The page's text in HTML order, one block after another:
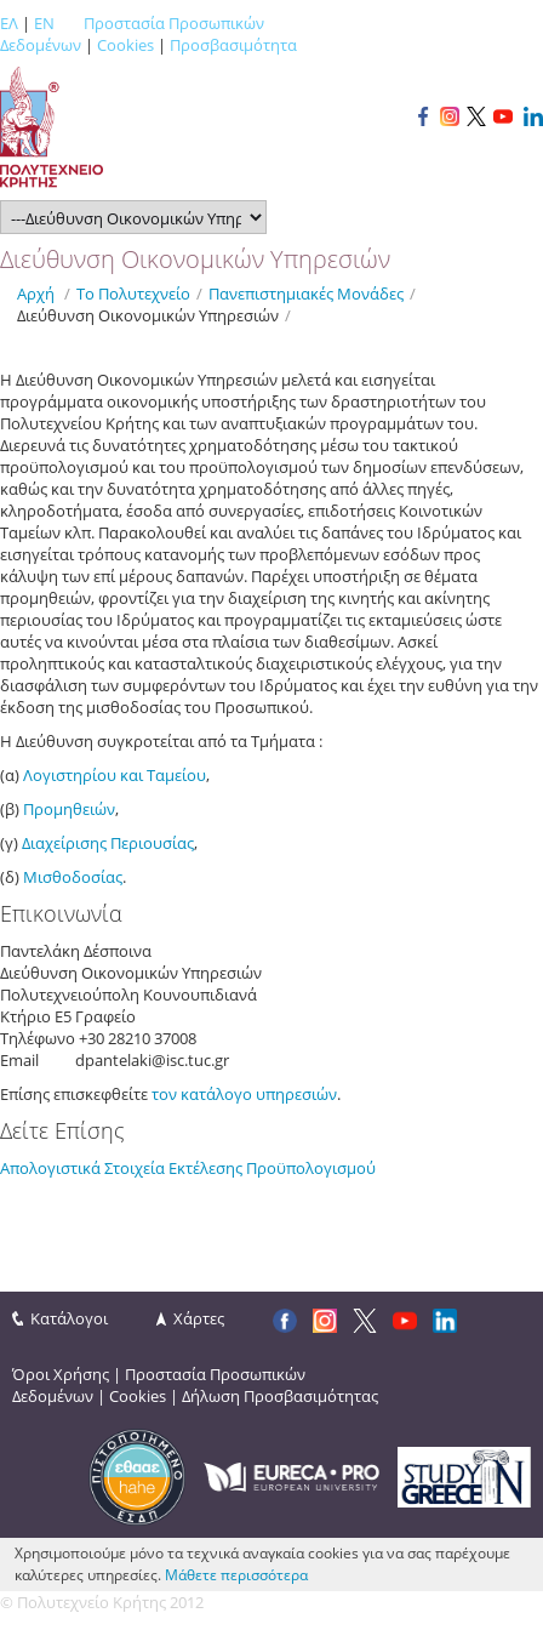
ΕΛ | EN
Προστασία Προσωπικών
Δεδομένων | Cookies | Προσβασιμότητα
Διεύθυνση Οικονομικών Υπηρεσιών
Αρχή / Το Πολυτεχνείο / Πανεπιστημιακές Μονάδες /
Διεύθυνση Οικονομικών Υπηρεσιών /
Η Διεύθυνση Οικονομικών Υπηρεσιών μελετά και εισηγείται
προγράμματα οικονομικής υποστήριξης των δραστηριοτήτων του
Πολυτεχνείου Κρήτης και των αναπτυξιακών προγραμμάτων του.
Διερευνά τις δυνατότητες χρηματοδότησης μέσω του τακτικού
προϋπολογισμού και του προϋπολογισμού των δημοσίων επενδύσεων,
καθώς και την δυνατότητα χρηματοδότησης από άλλες πηγές,
κληροδοτήματα, έσοδα από συνεργασίες, επιδοτήσεις Κοινοτικών
Ταμείων κλπ. Παρακολουθεί και αναλύει τις δαπάνες του Ιδρύματος και
εισηγείται τρόπους κατανομής των προβλεπόμενων εσόδων προς
κάλυψη των επί μέρους δαπανών. Παρέχει υποστήριξη σε θέματα
προμηθειών, φροντίζει για την διαχείριση της κινητής και ακίνητης
περιουσίας του Ιδρύματος και προγραμματίζει τις εκταμιεύσεις ώστε
αυτές να κινούνται μέσα στα πλαίσια των διαθεσίμων. Ασκεί
προληπτικούς και κατασταλτικούς διαχειριστικούς ελέγχους, για την
διασφάλιση των συμφερόντων του Ιδρύματος και έχει την ευθύνη για την
έκδοση της μισθοδοσίας του Προσωπικού.
Η Διεύθυνση συγκροτείται από τα Τμήματα :
(α)Λογιστηρίου και Ταμείου,
(β) Προμηθειών,
(γ)Διαχείρισης Περιουσίας,
(δ) Μισθοδοσίας.
Επικοινωνία
Παντελάκη Δέσποινα
Διεύθυνση Οικονομικών Υπηρεσιών
Πολυτεχνειούπολη Κουνουπιδιανά
Κτήριο Ε5 Γραφείο
Τηλέφωνο +30 28210 37008
Email dpantelaki@isc.tuc.gr
Επίσης επισκεφθείτετον κατάλογο υπηρεσιών.
Δείτε Επίσης
Απολογιστικά Στοιχεία Εκτέλεσης Προϋπολογισμού
Κατάλογοι Χάρτες
Όροι Χρήσης | Προστασία Προσωπικών
Δεδομένων | Cookies | Δήλωση Προσβασιμότητας
Χρησιμοποιούμε μόνο τα τεχνικά αναγκαία cookies για να σας παρέχουμε
καλύτερες υπηρεσίες. Μάθετε περισσότερα
© Πολυτεχνείο Κρήτης 2012